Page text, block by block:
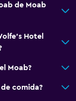
de Moab
Hotel
Moab?
comida?